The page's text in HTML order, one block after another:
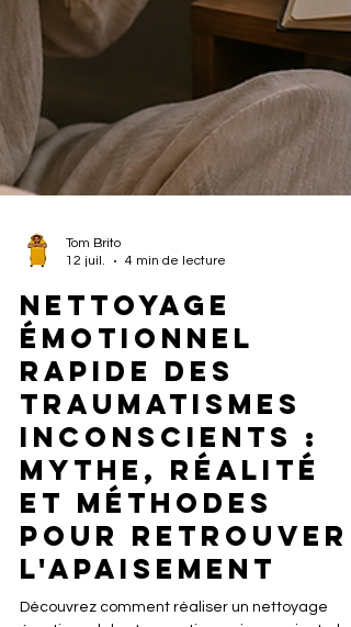
12 juil.
4 min de lecture
Nettoyage
émotionnel
rapide des
traumatismes
inconscients :
mythe, réalité
et méthodes
pour retrouver
l'apaisement